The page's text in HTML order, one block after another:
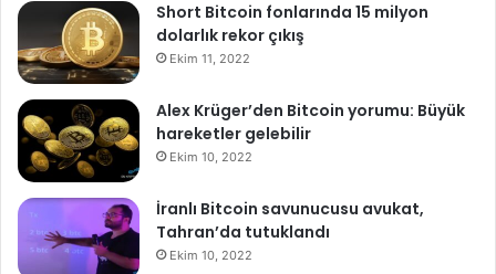
Short Bitcoin fonlarında 15 milyon
dolarlık rekor çıkış
Ekim 11, 2022
Alex Krüger’den Bitcoin yorumu: Büyük
hareketler gelebilir
Ekim 10, 2022
İranlı Bitcoin savunucusu avukat,
Tahran’da tutuklandı
Ekim 10, 2022